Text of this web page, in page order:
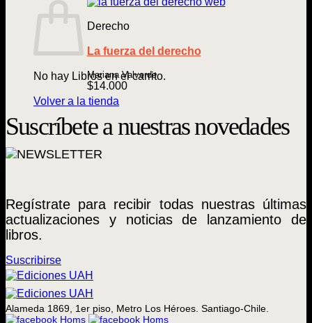
No hay Libros en el carrito.
Volver a la tienda
Derecho
La fuerza del derecho
Mariana Valverde
$14.000
Suscríbete a nuestras novedades
Regístrate para recibir todas nuestras últimas
actualizaciones y noticias de lanzamiento de
libros.
Suscribirse
Alameda 1869, 1er piso, Metro Los Héroes. Santiago-Chile.